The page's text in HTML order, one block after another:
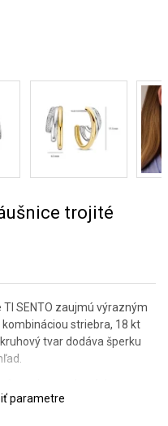
trojité
SENTO zaujmú výrazným
striebra, 18 kt
tvar dodáva šperku
detail a pás osadený
parametre